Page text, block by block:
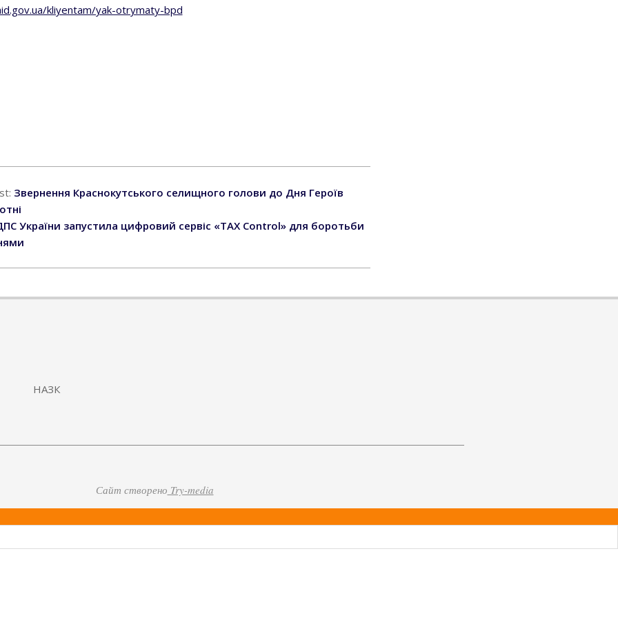
kliyentam/yak-otrymaty-bpd
Звернення Краснокутського селищного голови до Дня Героїв
України запустила цифровий сервіс «TAX Control» для боротьби
Сайт створено Try-media